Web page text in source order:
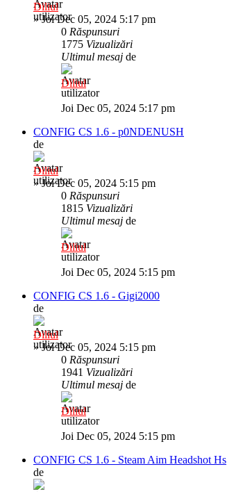
Diliul
»Joi Dec 05, 2024 5:17 pm
0 Răspunsuri
1775 Vizualizări
Ultimul mesaj de
Diliul
Joi Dec 05, 2024 5:17 pm
CONFIG CS 1.6 - p0NDENUSH
de
Diliul
»Joi Dec 05, 2024 5:15 pm
0 Răspunsuri
1815 Vizualizări
Ultimul mesaj de
Diliul
Joi Dec 05, 2024 5:15 pm
CONFIG CS 1.6 - Gigi2000
de
Diliul
»Joi Dec 05, 2024 5:15 pm
0 Răspunsuri
1941 Vizualizări
Ultimul mesaj de
Diliul
Joi Dec 05, 2024 5:15 pm
CONFIG CS 1.6 - Steam Aim Headshot Hs
de